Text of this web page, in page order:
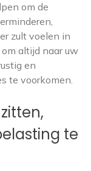
om de
zult voelen in
altijd naar uw
en
te voorkomen.
te